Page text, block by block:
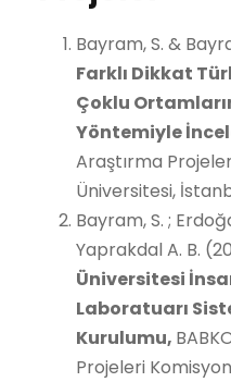
Bayram, S. &
Farklı Dikkat
Çoklu
Yöntemiyle
Araştırma
Üniversitesi,
Bayram, S. ;
Yaprakdal A. B.
Üniversitesi
Laboratuarı
Kurulumu,
Projeleri